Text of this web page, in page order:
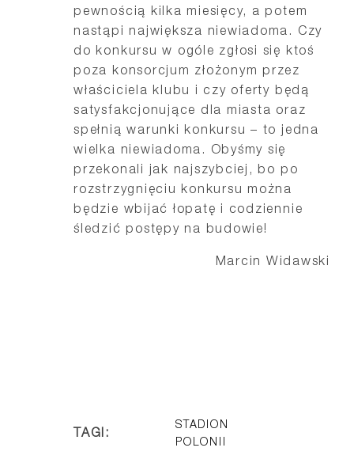
pewnością kilka miesięcy, a potem
nastąpi największa niewiadoma. Czy
do konkursu w ogóle zgłosi się ktoś
poza konsorcjum złożonym przez
właściciela klubu i czy oferty będą
satysfakcjonujące dla miasta oraz
spełnią warunki konkursu – to jedna
wielka niewiadoma. Obyśmy się
przekonali jak najszybciej, bo po
rozstrzygnięciu konkursu można
będzie wbijać łopatę i codziennie
śledzić postępy na budowie!
Marcin Widawski
TAGI:
STADION
POLONII